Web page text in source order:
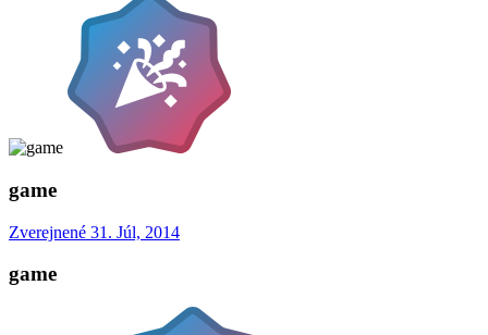
game
Zverejnené 31. Júl, 2014
game